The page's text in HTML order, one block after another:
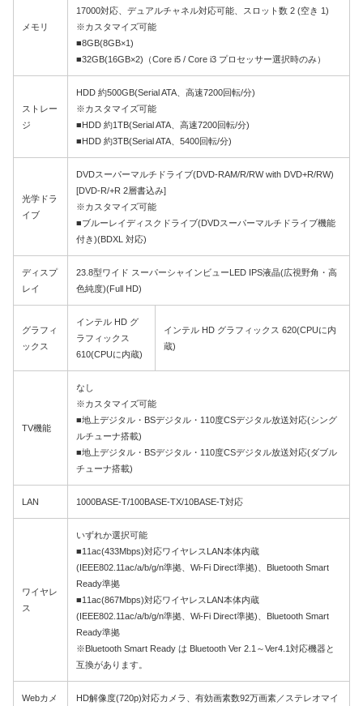
メモリ
17000対応、デュアルチャネル対応可能、スロット数 2 (空き 1)
※カスタマイズ可能
■8GB(8GB×1)
■32GB(16GB×2)（Core i5 / Core i3 プロセッサー選択時のみ）
ストレー
ジ
HDD 約500GB(Serial ATA、高速7200回転/分)
※カスタマイズ可能
■HDD 約1TB(Serial ATA、高速7200回転/分)
■HDD 約3TB(Serial ATA、5400回転/分)
光学ドラ
イブ
DVDスーパーマルチドライブ(DVD-RAM/R/RW with DVD+R/RW)
[DVD-R/+R 2層書込み]
※カスタマイズ可能
■ブルーレイディスクドライブ(DVDスーパーマルチドライブ機能
付き)(BDXL 対応)
ディスプ
レイ
23.8型ワイド スーパーシャインビューLED IPS液晶(広視野角・高
色純度)(Full HD)
グラフィ
ックス
インテル HD グ
ラフィックス
610(CPUに内蔵)
インテル HD グラフィックス 620(CPUに内
蔵)
TV機能
なし
※カスタマイズ可能
■地上デジタル・BSデジタル・110度CSデジタル放送対応(シング
ルチューナ搭載)
■地上デジタル・BSデジタル・110度CSデジタル放送対応(ダブル
チューナ搭載)
LAN 1000BASE-T/100BASE-TX/10BASE-T対応
ワイヤレ
ス
いずれか選択可能
■11ac(433Mbps)対応ワイヤレスLAN本体内蔵
(IEEE802.11ac/a/b/g/n準拠、Wi-Fi Direct準拠)、Bluetooth Smart
Ready準拠
■11ac(867Mbps)対応ワイヤレスLAN本体内蔵
(IEEE802.11ac/a/b/g/n準拠、Wi-Fi Direct準拠)、Bluetooth Smart
Ready準拠
※Bluetooth Smart Ready は Bluetooth Ver 2.1～Ver4.1対応機器と
互換があります。
Webカメ HD解像度(720p)対応カメラ、有効画素数92万画素／ステレオマイ